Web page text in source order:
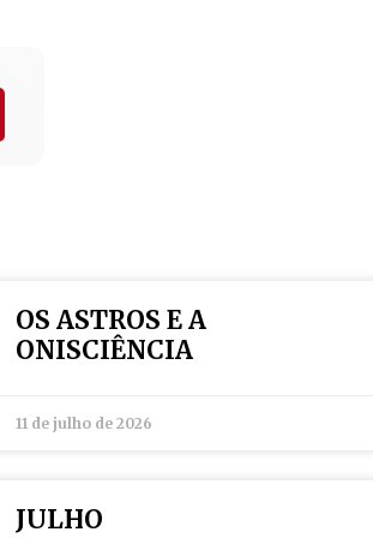
OS ASTROS E A
ONISCIÊNCIA
11 de julho de 2026
JULHO